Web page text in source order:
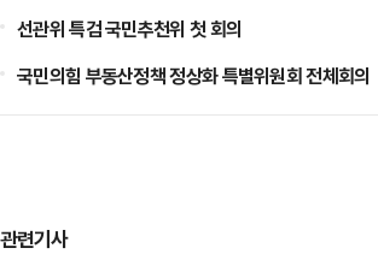
선관위 특검 국민추천위 첫 회의
국민의힘 부동산정책 정상화 특별위원회 전체회의
관련기사